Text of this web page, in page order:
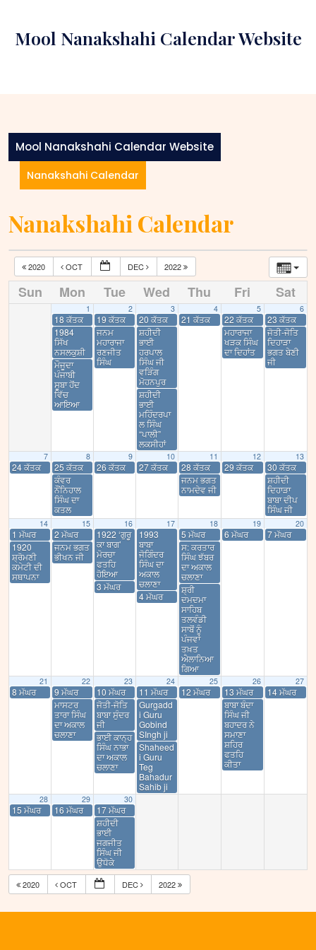
contentMool Nanakshahi Calendar Website
Mool Nanakshahi Calendar Website
Nanakshahi Calendar
Nanakshahi Calendar
2020 OCT DEC 2022
Sun Mon Tue Wed Thu Fri Sat
1
18 ਕੱਤਕ
1984
ਸਿੱਖ
ਨਸਲਕੁਸ਼ੀ
ਮੌਜੂਦਾ
ਪੰਜਾਬੀ
ਸੂਬਾ ਹੋਂਦ
ਵਿੱਚ
ਆਇਆ
2
19 ਕੱਤਕ
ਜਨਮ
ਮਹਾਰਾਜਾ
ਰਣਜੀਤ
ਸਿੰਘ
3
20 ਕੱਤਕ
ਸ਼ਹੀਦੀ
ਭਾਈ
ਹਰਪਾਲ
ਸਿੰਘ ਜੀ
ਵੜਿੰਗ
ਮੋਹਨਪੁਰ
ਸ਼ਹੀਦੀ
ਭਾਈ
ਮਹਿੰਦਰਪਾ
ਲ ਸਿੰਘ
“ਪਾਲੀ”
ਲਕਸੀਹਾਂ
4
21 ਕੱਤਕ
5
22 ਕੱਤਕ
ਮਹਾਰਾਜਾ
ਖੜਕ ਸਿੰਘ
ਦਾ ਦਿਹਾਂਤ
6
23 ਕੱਤਕ
ਜੋਤੀ-ਜੋਤਿ
ਦਿਹਾੜਾ
ਭਗਤ ਬੇਣੀ
ਜੀ
7
24 ਕੱਤਕ
8
25 ਕੱਤਕ
ਕੰਵਰ
ਨੌਂਨਿਹਾਲ
ਸਿੰਘ ਦਾ
ਕਤਲ
9
26 ਕੱਤਕ
10
27 ਕੱਤਕ
11
28 ਕੱਤਕ
ਜਨਮ ਭਗਤ
ਨਾਮਦੇਵ ਜੀ
12
29 ਕੱਤਕ
13
30 ਕੱਤਕ
ਸ਼ਹੀਦੀ
ਦਿਹਾੜਾ
ਬਾਬਾ ਦੀਪ
ਸਿੰਘ ਜੀ
14
1 ਮੱਘਰ
1920
ਸ਼੍ਰੋਮਣੀ
ਕਮੇਟੀ ਦੀ
ਸਥਾਪਨਾ
15
2 ਮੱਘਰ
ਜਨਮ ਭਗਤ
ਭੀਖਨ ਜੀ
16
1922 ‘ਗੁਰੂ
ਕਾ ਬਾਗ’
ਮੋਰਚਾ
ਫਤਹਿ
ਹੋਇਆ
3 ਮੱਘਰ
17
1993
ਬਾਬਾ
ਜੋਗਿੰਦਰ
ਸਿੰਘ ਦਾ
ਅਕਾਲ
ਚਲਾਣਾ
4 ਮੱਘਰ
18
5 ਮੱਘਰ
ਸ: ਕਰਤਾਰ
ਸਿੰਘ ਝੱਬਰ
ਦਾ ਅਕਾਲ
ਚਲਾਣਾ
ਸ਼੍ਰੀ
ਦਮਦਮਾ
ਸਾਹਿਬ
ਤਲਵੰਡੀ
ਸਾਬੋਂ ਨੂੰ
ਪੰਜਵਾਂ
ਤਖ਼ਤ
ਐਲਾਨਿਆ
ਗਿਆ
19
6 ਮੱਘਰ
20
7 ਮੱਘਰ
21
8 ਮੱਘਰ
22
9 ਮੱਘਰ
ਮਾਸਟਰ
ਤਾਰਾ ਸਿੰਘ
ਦਾ ਅਕਾਲ
ਚਲਾਣਾ
23
10 ਮੱਘਰ
ਜੋਤੀ-ਜੋਤਿ
ਬਾਬਾ ਸੁੰਦਰ
ਜੀ
ਭਾਈ ਕਾਨ੍ਹ
ਸਿੰਘ ਨਾਭਾ
ਦਾ ਅਕਾਲ
ਚਲਾਣਾ
24
11 ਮੱਘਰ
Gurgadd
i Guru
Gobind
SIngh ji
Shaheed
i Guru
Teg
Bahadur
Sahib ji
25
12 ਮੱਘਰ
26
13 ਮੱਘਰ
ਬਾਬਾ ਬੰਦਾ
ਸਿੰਘ ਜੀ
ਬਹਾਦਰ ਨੇ
ਸਮਾਣਾ
ਸ਼ਹਿਰ
ਫਤਹਿ
ਕੀਤਾ
27
14 ਮੱਘਰ
28
15 ਮੱਘਰ
29
16 ਮੱਘਰ
30
17 ਮੱਘਰ
ਸ਼ਹੀਦੀ
ਭਾਈ
ਜਗਜੀਤ
ਸਿੰਘ ਜੀ
ਉਧੋਕੇ
2020 OCT DEC 2022